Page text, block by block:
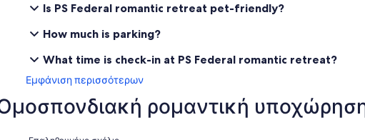
Is PS Federal romantic retreat pet-friendly?
How much is parking?
What time is check-in at PS Federal romantic retreat?
Εμφάνιση περισσότερων
ρομαντική